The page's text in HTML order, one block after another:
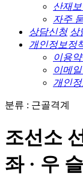
산재
자주
상담신청 상
개인정보정
이용
이메
개인
분류 : 근골격계
조선소
좌 · 우